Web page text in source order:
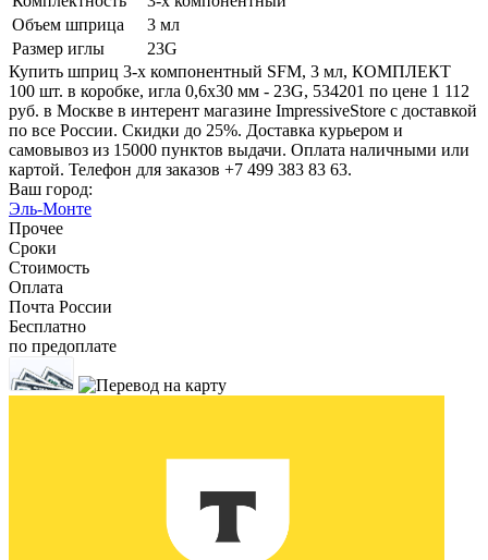
Объем шприца
3 мл
Размер иглы
23G
Купить шприц 3-х компонентный SFM, 3 мл, КОМПЛЕКТ
100 шт. в коробке, игла 0,6х30 мм - 23G, 534201 по цене 1 112
руб. в Москве в интерент магазине ImpressiveStore с доставкой
по все России. Скидки до 25%. Доставка курьером и
самовывоз из 15000 пунктов выдачи. Оплата наличными или
картой. Телефон для заказов +7 499 383 83 63.
Ваш город:
Эль-Монте
Прочее
Сроки
Стоимость
Оплата
Почта России
Бесплатно
по предоплате